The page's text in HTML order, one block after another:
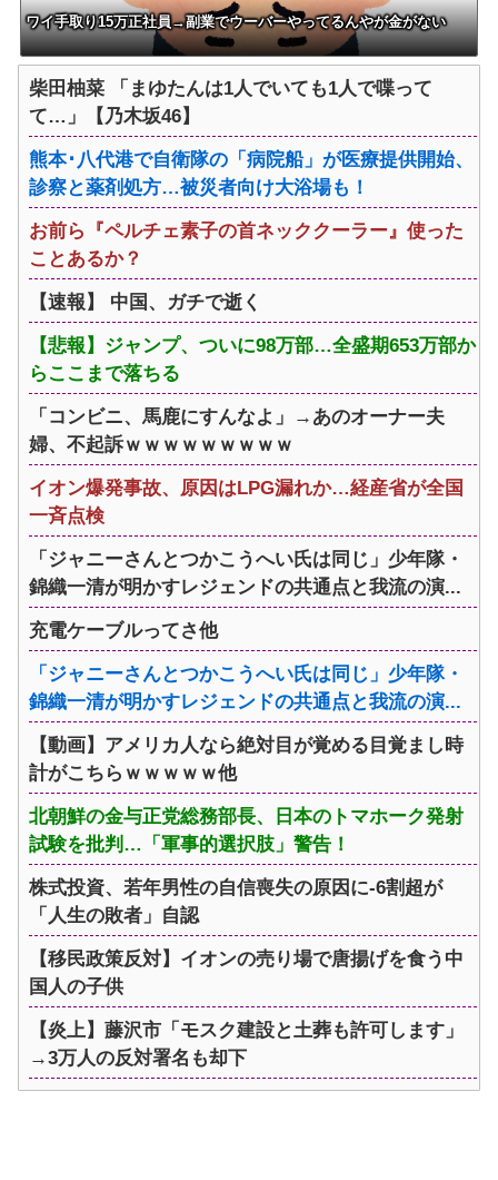
ワイ手取り15万正社員→副業でウーバーやってるんやが金がない
柴田柚菜 「まゆたんは1人でいても1人で喋って
て…」【乃木坂46】
熊本･八代港で自衛隊の「病院船」が医療提供開始、
診察と薬剤処方…被災者向け大浴場も！
お前ら『ペルチェ素子の首ネッククーラー』使った
ことあるか？
【速報】 中国、ガチで逝く
【悲報】ジャンプ、ついに98万部…全盛期653万部か
らここまで落ちる
「コンビニ、馬鹿にすんなよ」→あのオーナー夫
婦、不起訴ｗｗｗｗｗｗｗｗｗ
イオン爆発事故、原因はLPG漏れか…経産省が全国
一斉点検
「ジャニーさんとつかこうへい氏は同じ」少年隊・
錦織一清が明かすレジェンドの共通点と我流の演...
充電ケーブルってさ他
「ジャニーさんとつかこうへい氏は同じ」少年隊・
錦織一清が明かすレジェンドの共通点と我流の演...
【動画】アメリカ人なら絶対目が覚める目覚まし時
計がこちらｗｗｗｗｗ他
北朝鮮の金与正党総務部長、日本のトマホーク発射
試験を批判…「軍事的選択肢」警告！
株式投資、若年男性の自信喪失の原因に-6割超が
「人生の敗者」自認
【移民政策反対】イオンの売り場で唐揚げを食う中
国人の子供
【炎上】藤沢市「モスク建設と土葬も許可します」
→3万人の反対署名も却下